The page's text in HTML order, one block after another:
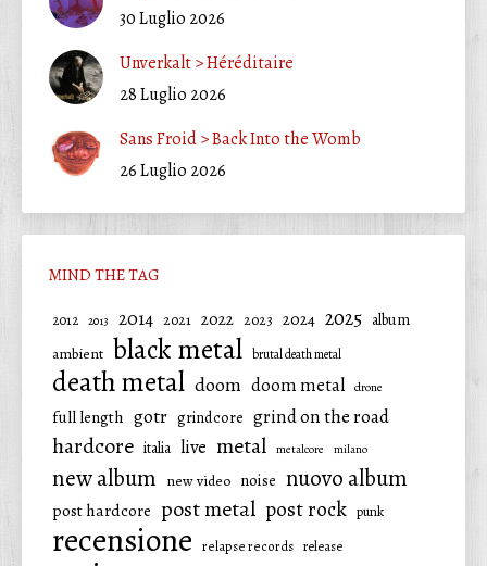
30 Luglio 2026
Unverkalt > Héréditaire
28 Luglio 2026
Sans Froid > Back Into the Womb
26 Luglio 2026
MIND THE TAG
2012 2013 2014 2021 2022 2023 2024 2025 album
ambient black metal brutal death metal
death metal doom doom metal drone
full length gotr grindcore grind on the road
hardcore italia live metal metalcore milano
new album new video noise nuovo album
post hardcore post metal post rock punk
recensione relapse records release